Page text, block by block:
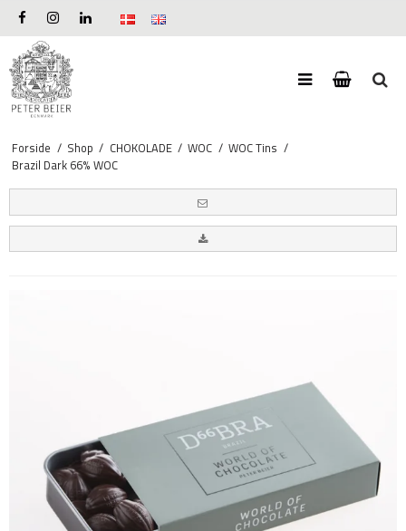
Forside / Shop / CHOKOLADE / WOC / WOC Tins /
Brazil Dark 66% WOC